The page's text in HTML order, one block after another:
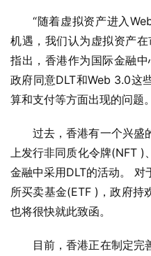
“随着虚拟资产进入
机遇，我们认为虚拟资产
指出，香港作为国际金融
政府同意DLT和Web 3.0这
算和支付等方面出现的问题。
过去，香港有一个兴盛
上发行非同质化令牌(NFT )
金融中采用DLT的活动。 对
所买卖基金(ETF )，政府持
也将很快就此致函。
目前，香港正在制定完